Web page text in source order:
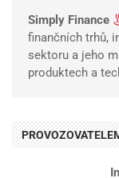
Simply Finance
finančních trhů,
sektoru a jeho
produktech a